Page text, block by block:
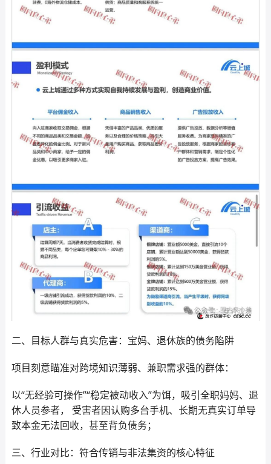
二、目标人群与真实危害：宝妈、退休族的债务陷阱
项目刻意瞄准对跨境知识薄弱、兼职需求强的群体：
以“无经验可操作”“稳定被动收入”为饵，吸引全职妈妈、退
休人员参者， 受害者因认购多台手机、长期无真实订单导
致本金无法回收，甚至背负债务；
三、行业对比：符合传销与非法集资的核心特征